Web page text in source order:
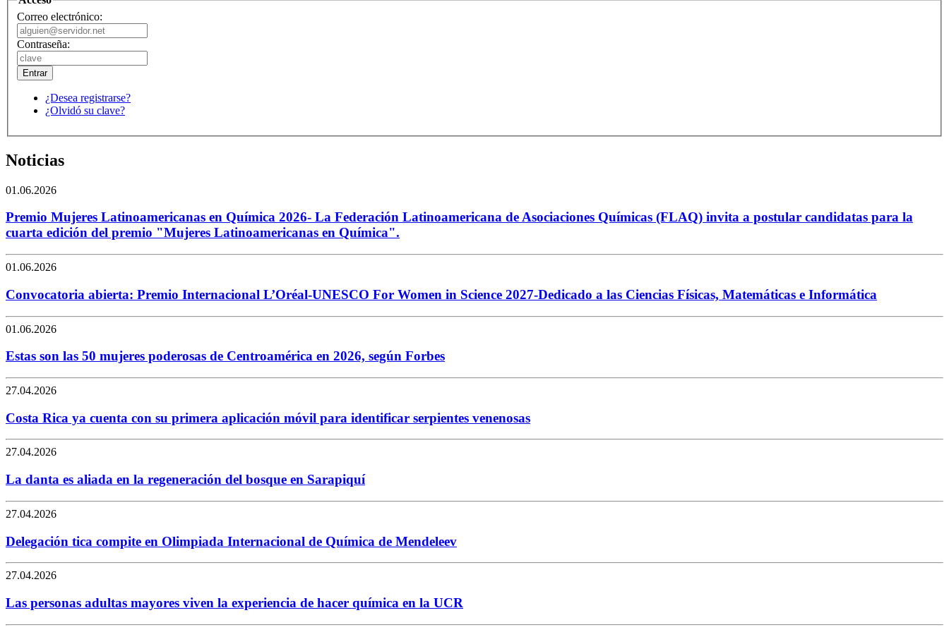
Correo electrónico:
Contraseña:
¿Desea registrarse?
¿Olvidó su clave?
Noticias
01.06.2026
Premio Mujeres Latinoamericanas en Química 2026- La Federación Latinoamericana de Asociaciones Químicas (FLAQ) invita a postular candidatas para la
cuarta edición del premio "Mujeres Latinoamericanas en Química".
01.06.2026
Convocatoria abierta: Premio Internacional L’Oréal-UNESCO For Women in Science 2027-Dedicado a las Ciencias Físicas, Matemáticas e Informática
01.06.2026
Estas son las 50 mujeres poderosas de Centroamérica en 2026, según Forbes
27.04.2026
Costa Rica ya cuenta con su primera aplicación móvil para identificar serpientes venenosas
27.04.2026
La danta es aliada en la regeneración del bosque en Sarapiquí
27.04.2026
Delegación tica compite en Olimpiada Internacional de Química de Mendeleev
27.04.2026
Las personas adultas mayores viven la experiencia de hacer química en la UCR